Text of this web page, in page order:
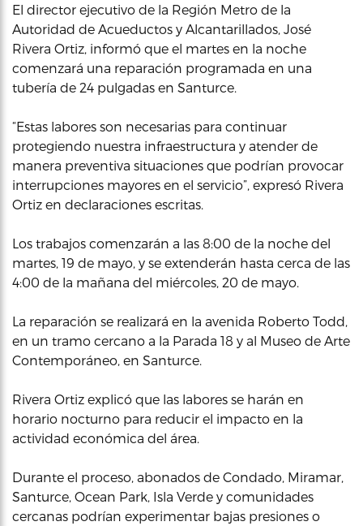
El director ejecutivo de la Región Metro de la
Autoridad de Acueductos y Alcantarillados, José
Rivera Ortiz, informó que el martes en la noche
comenzará una reparación programada en una
tubería de 24 pulgadas en Santurce.
“Estas labores son necesarias para continuar
protegiendo nuestra infraestructura y atender de
manera preventiva situaciones que podrían provocar
interrupciones mayores en el servicio”, expresó Rivera
Ortiz en declaraciones escritas.
Los trabajos comenzarán a las 8:00 de la noche del
martes, 19 de mayo, y se extenderán hasta cerca de las
4:00 de la mañana del miércoles, 20 de mayo.
La reparación se realizará en la avenida Roberto Todd,
en un tramo cercano a la Parada 18 y al Museo de Arte
Contemporáneo, en Santurce.
Rivera Ortiz explicó que las labores se harán en
horario nocturno para reducir el impacto en la
actividad económica del área.
Durante el proceso, abonados de Condado, Miramar,
Santurce, Ocean Park, Isla Verde y comunidades
cercanas podrían experimentar bajas presiones o